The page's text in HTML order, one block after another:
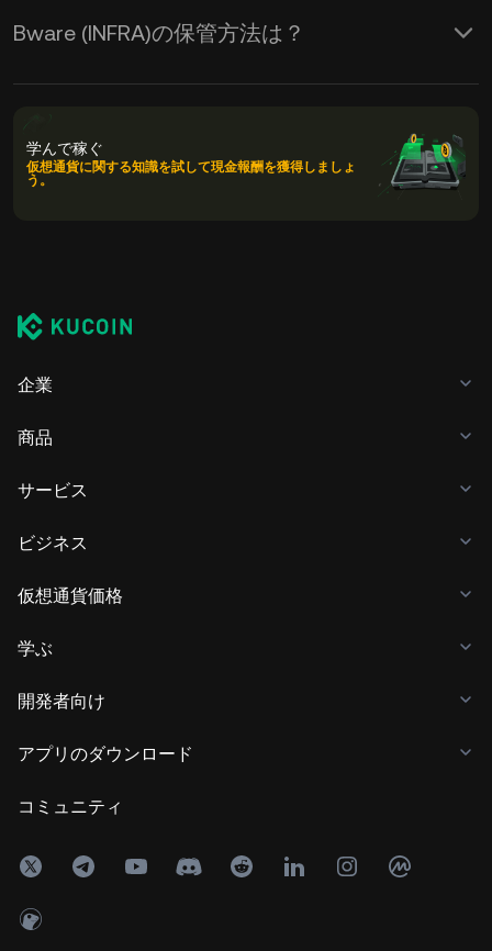
Bware (INFRA)の保管方法は？
学んで稼ぐ
仮想通貨に関する知識を試して現金報酬を獲得しましょ
う。
企業
商品
サービス
ビジネス
仮想通貨価格
学ぶ
開発者向け
アプリのダウンロード
コミュニティ